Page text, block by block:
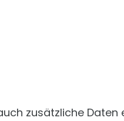
zusätzliche Daten